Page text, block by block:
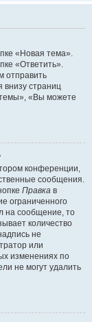
«Новая тема».
«Ответить».
отправить
внизу страниц
«Вы можете
конференции,
сообщения.
Правка в
ограниченного
на сообщение, то
количество
не
или
изменениях по
не могут удалить